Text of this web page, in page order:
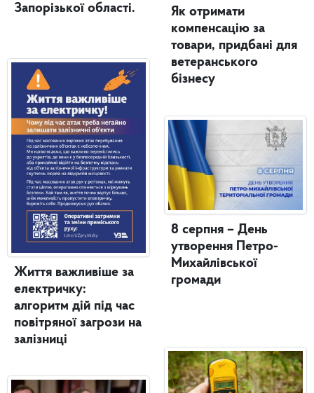
Запорізької області.
Життя важливіше за
електричку:
алгоритм дій під час
повітряної загрози на
залізниці
Як отримати
компенсацію за
товари, придбані для
ветеранського
бізнесу
8 серпня – День
утворення Петро-
Михайлівської
громади